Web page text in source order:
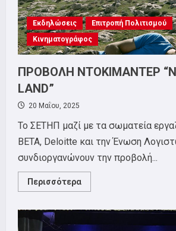
Εκδηλώσεις
Επιτροπή Πολιτισμού
Κινηματογράφος
ΠΡΟΒΟΛΗ ΝΤΟΚΙΜΑΝΤΕΡ
LAND”
20 Μαΐου, 2025
Το ΣΕΤΗΠ μαζί με τα σωματεία
BETA, Deloitte και την Ένωση
συνδιοργανώνoυν την προβολή...
Περισσότερα
more
ΝΤΟΚΙΜΑΝΤΕΡ
“NO